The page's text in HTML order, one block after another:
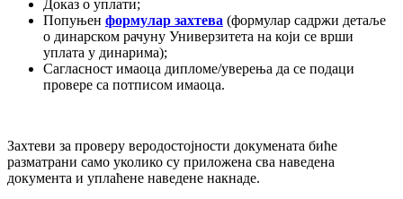
Доказ о уплати;
Попуњен формулар захтева (формулар садржи детаље
о динарском рачуну Универзитета на који се врши
уплата у динарима);
Сагласност имаоца дипломе/уверења да се подаци
провере са потписом имаоца.
Захтеви за проверу веродостојности докумената биће
разматрани само уколико су приложена сва наведена
документа и уплаћене наведене накнаде.